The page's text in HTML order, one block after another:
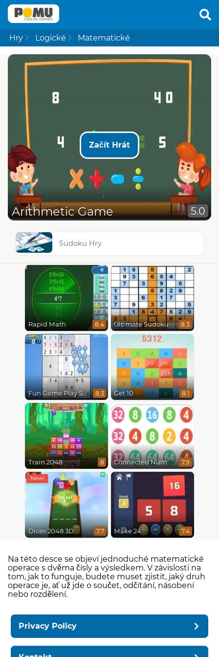
Hry Logické Matematické
Začít Hrát
Arithmetic Game 5.0
Sudoku Hry
Rapid Math 8.4 Ultimate Sudoku 8.3
Fun Game Play Sudoku 8.3 Get 10 8.1
Train 2048 8 Connected Numbers 7.9
Dices 2048 3D 7.7 Make 24 7.4
Na této desce se objeví jednoduché matematické
operace s dvěma čísly a výsledkem. V závislosti na
tom, jak to funguje, budete muset zjistit, jaký druh
operace je, ať už jde o součet, odčítání, násobení
nebo rozdělení.
Privacy Policy